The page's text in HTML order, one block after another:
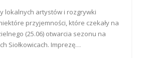
lokalnych artystów i rozgrywki
przyjemności, które czekały na
(25.06) otwarcia sezonu na
Siołkowicach. Imprezę…